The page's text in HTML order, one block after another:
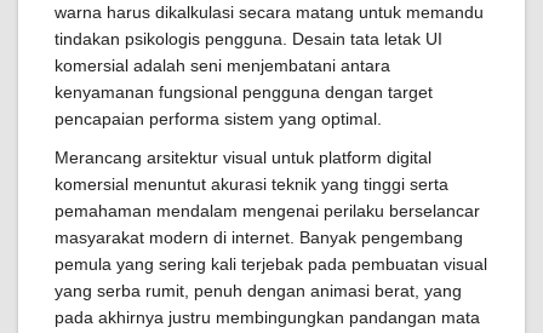
warna harus dikalkulasi secara matang untuk memandu
tindakan psikologis pengguna. Desain tata letak UI
komersial adalah seni menjembatani antara
kenyamanan fungsional pengguna dengan target
pencapaian performa sistem yang optimal.
Merancang arsitektur visual untuk platform digital
komersial menuntut akurasi teknik yang tinggi serta
pemahaman mendalam mengenai perilaku berselancar
masyarakat modern di internet. Banyak pengembang
pemula yang sering kali terjebak pada pembuatan visual
yang serba rumit, penuh dengan animasi berat, yang
pada akhirnya justru membingungkan pandangan mata